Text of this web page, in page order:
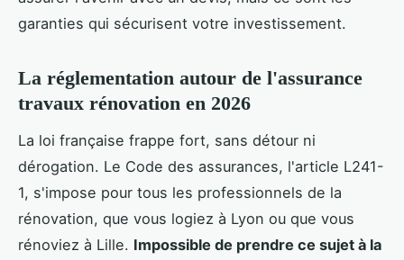
garanties qui sécurisent votre investissement.
La réglementation autour de l'assurance
travaux rénovation en 2026
La loi française frappe fort, sans détour ni
dérogation. Le Code des assurances, l'article L241-
1, s'impose pour tous les professionnels de la
rénovation, que vous logiez à Lyon ou que vous
rénoviez à Lille. Impossible de prendre ce sujet à la